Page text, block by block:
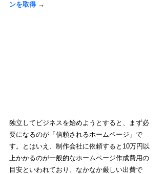
ンを取得 →
独立してビジネスを始めようとすると、まず必
要になるのが「信頼されるホームページ」で
す。とはいえ、制作会社に依頼すると10万円以
上かかるのが一般的なホームページ作成費用の
目安といわれており
、なかなか厳しい出費で